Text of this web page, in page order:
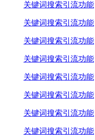
关键词搜索引流功能
关键词搜索引流功能
关键词搜索引流功能
关键词搜索引流功能
关键词搜索引流功能
关键词搜索引流功能
关键词搜索引流功能
关键词搜索引流功能